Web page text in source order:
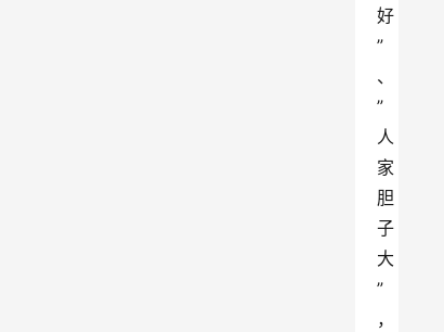
好
”
、
”
人
家
胆
子
大
”
，